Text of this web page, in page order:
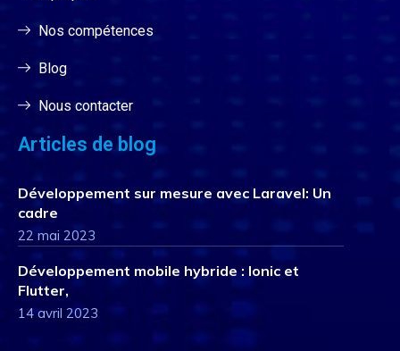
Nos compétences
Blog
Nous contacter
Articles de blog
Développement sur mesure avec Laravel: Un
cadre
22 mai 2023
Développement mobile hybride : Ionic et
Flutter,
14 avril 2023